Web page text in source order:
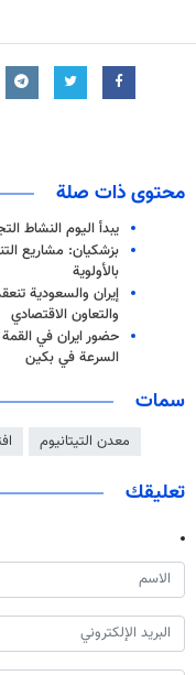
محتوى ذات صلة
يبدأ اليوم النشاط
بزشكيان: مشاريع
بالأولوية
إيران والسعودية
والتعاون الاقتصادي
حضور ايران في
السرعة في بكين
سمات
معدن التيتانيوم
تعليقك